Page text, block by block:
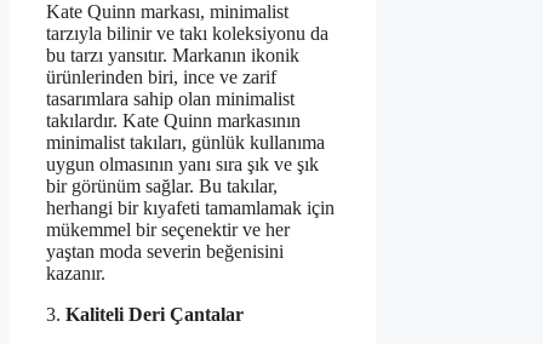
Kate Quinn markası, minimalist
tarzıyla bilinir ve takı koleksiyonu da
bu tarzı yansıtır. Markanın ikonik
ürünlerinden biri, ince ve zarif
tasarımlara sahip olan minimalist
takılardır. Kate Quinn markasının
minimalist takıları, günlük kullanıma
uygun olmasının yanı sıra şık ve şık
bir görünüm sağlar. Bu takılar,
herhangi bir kıyafeti tamamlamak için
mükemmel bir seçenektir ve her
yaştan moda severin beğenisini
kazanır.
3. Kaliteli Deri Çantalar